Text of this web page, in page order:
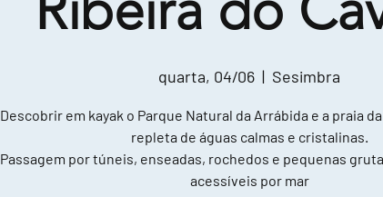
quarta, 04/06
  |
Sesimbra
Descobrir em kayak o Parque Natural da Arrábida e a praia
repleta de águas calmas e cristalinas.
Passagem por túneis, enseadas, rochedos e pequenas
acessíveis por mar